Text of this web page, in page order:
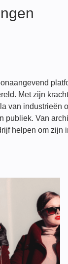
Met zijn
van industrieën
publiek. Van
helpen om zijn